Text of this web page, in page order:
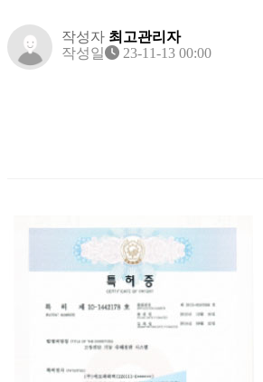
작성자 최고관리자
작성일
23-11-13 00:00